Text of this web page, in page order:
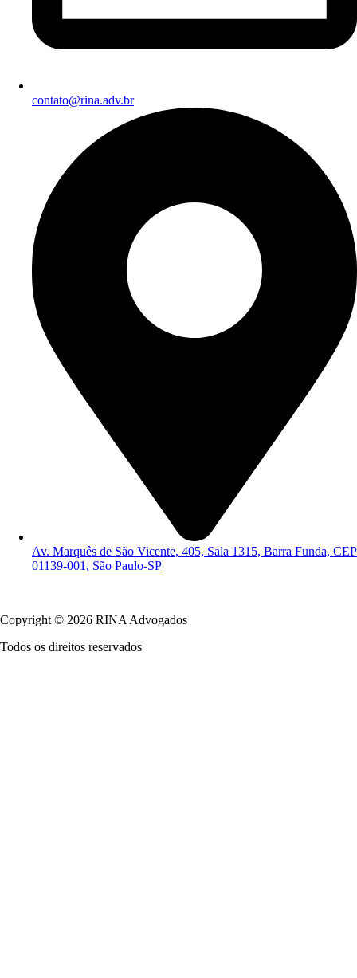
contato@rina.adv.br
Av. Marquês de São Vicente, 405, Sala 1315, Barra Funda, CEP
01139-001, São Paulo-SP
Copyright © 2026 RINA Advogados
Todos os direitos reservados